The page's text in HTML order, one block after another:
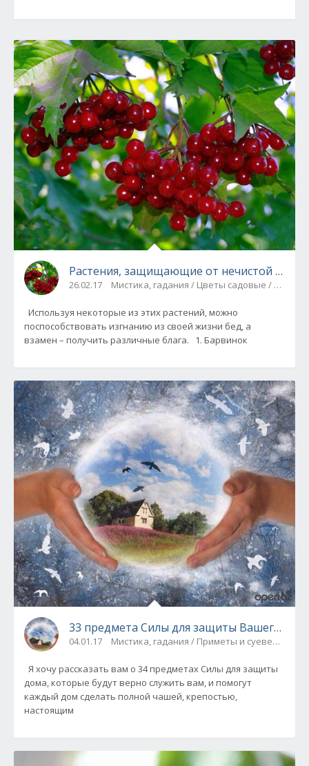
Растения, защищающие от нечистой силы
26.02.17 Мистика, гадания / Цветы садовые /
Используя некоторые из этих растений, можно
поспособствовать изгнанию из своей жизни бед, а
взамен – получить различные блага. 1. Барвинок
33 предмета Силы для защиты Вашего
04.01.17 Мистика, гадания / Приметы и суеверия
Я хочу рассказать вам о 34 предметах Силы для защиты
дома, которые будут верно служить вам, и помогут
каждый дом сделать полной чашей, крепостью,
настоящим